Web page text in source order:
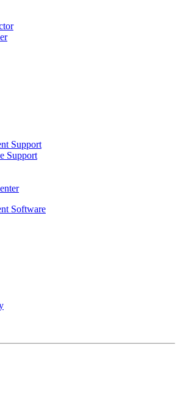
Support
Support
Software